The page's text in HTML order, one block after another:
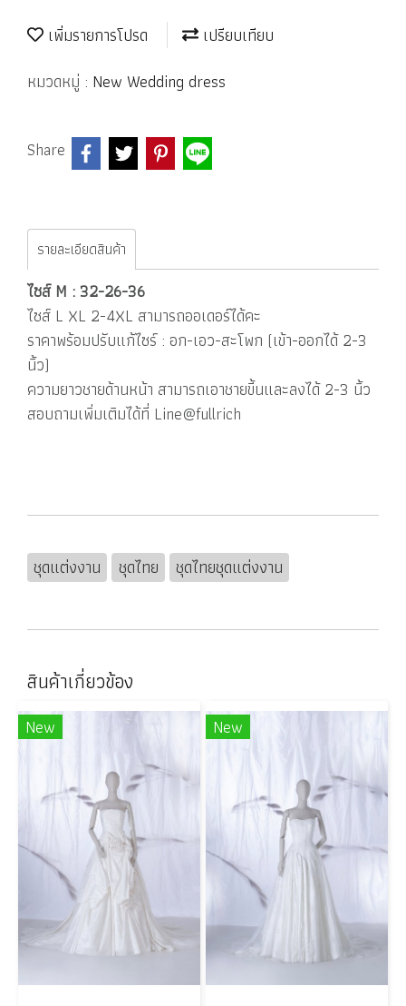
เพิ่มรายการโปรด
เปรียบเทียบ
หมวดหมู่ : New Wedding dress
Share
รายละเอียดสินค้า
ไซส์ M : 32-26-36
ไซส์ L XL 2-4XL สามารถออเดอร์ได้คะ
ราคาพร้อมปรับแก้ไซร์ : อก-เอว-สะโพก (เข้า-ออกได้ 2-3
นิ้ว)
ความยาวชายด้านหน้า สามารถเอาชายขี้นและลงได้ 2-3 นิ้ว
สอบถามเพิ่มเติมได้ที่ Line@fullrich
ชุดแต่งงาน ชุดไทย ชุดไทยชุดแต่งงาน
สินค้าเกี่ยวข้อง
New New